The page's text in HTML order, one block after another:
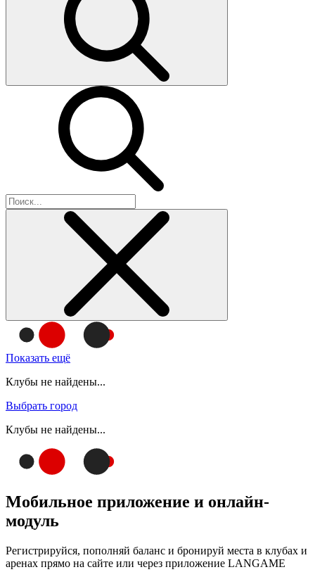
Показать ещё
Клубы не найдены...
Выбрать город
Клубы не найдены...
Мобильное приложение и онлайн-
модуль
Регистрируйся, пополняй баланс и бронируй места в клубах и
аренах прямо на сайте или через приложение LANGAME